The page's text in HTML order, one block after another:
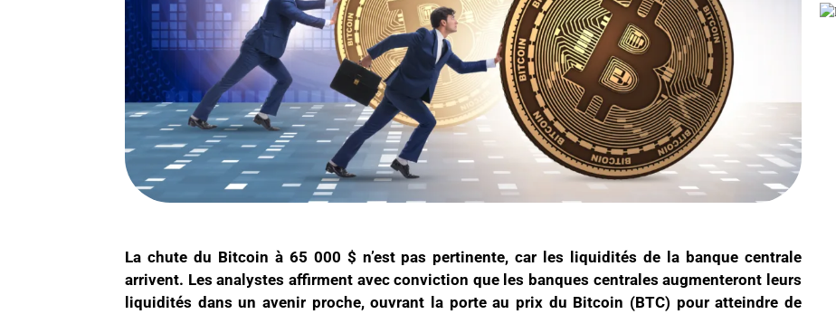
La chute du Bitcoin à 65 000 $ n’est pas pertinente, car les liquidités de la banque centrale
arrivent. Les analystes affirment avec conviction que les banques centrales augmenteront leurs
liquidités dans un avenir proche, ouvrant la porte au prix du Bitcoin (BTC) pour atteindre de